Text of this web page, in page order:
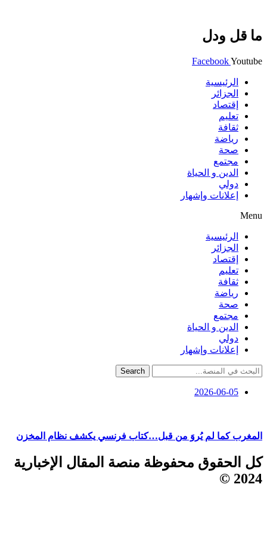
ما قل ودل
FacebookYoutube
الرئيسية
الجزائر
إقتصاد
تعليم
ثقافة
رياضة
صحة
مجتمع
الدين و الحياة
دولي
إعلانات وإشهار
Menu
الرئيسية
الجزائر
إقتصاد
تعليم
ثقافة
رياضة
صحة
مجتمع
الدين و الحياة
دولي
إعلانات وإشهار
Search
2026-06-05
المغرب كما لم يُروَ من قبل…كتاب فرنسي يكشف نظام المخزن
كل الحقوق محفوظة منصة المقال الإخبارية
2024 ©